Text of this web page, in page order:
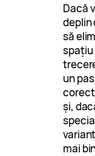
Dacă
deplin
să
spațiu
un
și,
mai